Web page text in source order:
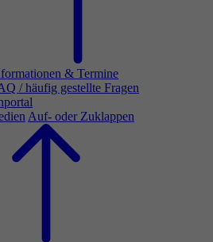
& Termine
/ häufig gestellte Fragen
Auf- oder Zuklappen